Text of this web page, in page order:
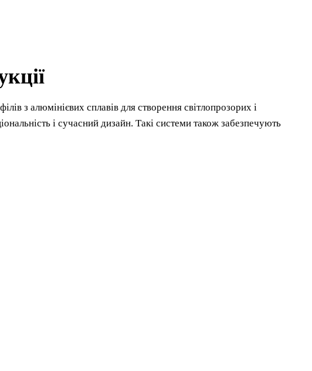
з алюмінієвих сплавів для створення світлопрозорих і
і сучасний дизайн. Такі системи також забезпечують